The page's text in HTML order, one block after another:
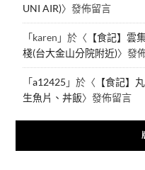
UNI AIR)〉發佈留言
「karen 」於〈 【食記】雲
棧(台大金山分院附近)〉發
「a12425 」於〈 【食記】
生魚片、丼飯〉發佈留言